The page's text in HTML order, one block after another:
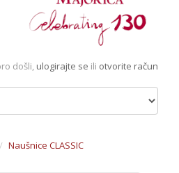
došli, ulogirajte se ili otvorite račun
/ Naušnice CLASSIC